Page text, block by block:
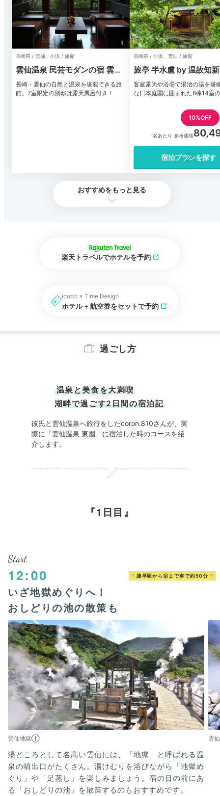
長崎県 / 雲仙、小浜 / 旅館
雲仙温泉 民芸モダンの宿 雲仙
福田屋
長崎・雲仙の自然と温泉を堪能できる旅
館。7室限定の別邸は露天風呂付き！
長崎県 / 小浜、雲仙 / 旅館
旅亭 半水盧 by 温故知新
客室露天や浴場で湯治の湯を堪
な日本庭園に囲まれた8棟14室
10%OFF
1名あたり 参考価格
宿泊プランを探す
おすすめをもっと見る
楽天トラベルでホテルを予約
icotto × Time Design
ホテル + 航空券をセットで予約
過ごし方
温泉と美食を大満喫
湖畔で過ごす2日間の宿泊記
彼氏と雲仙温泉へ旅行をしたcoron.810さんが、実
際に「雲仙温泉 東園」に宿泊した時のコースを紹
介します。
1日目
Start
12:00 諫早駅から宿まで車で約50分
いざ地獄めぐりへ！
おしどりの池の散策も
雲仙地獄① 雲
湯どころとして名高い雲仙には、「地獄」と呼ばれる温
泉の噴出口がたくさん。湯けむりを浴びながら「地獄め
ぐり」や「足蒸し」を楽しみましょう。宿の目の前にあ
る「おしどりの池」を散策するのもおすすめです。